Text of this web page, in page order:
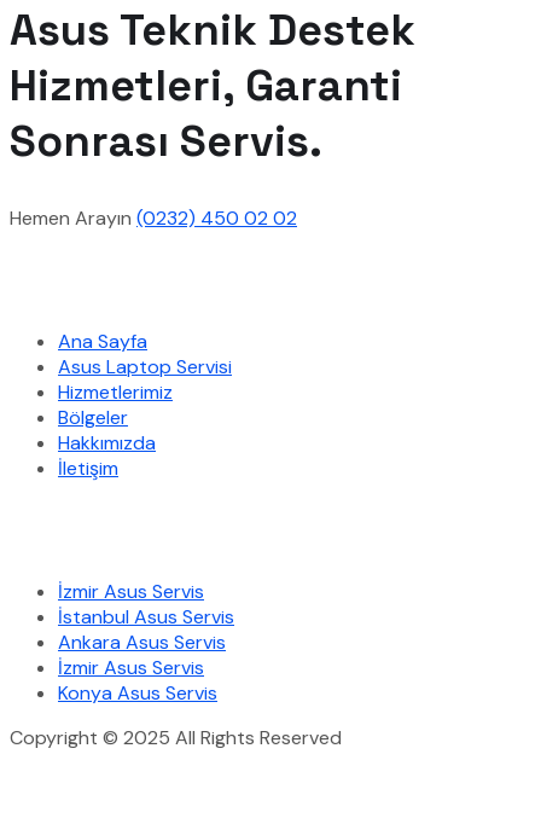
Asus Teknik Destek
Hizmetleri, Garanti
Sonrası Servis.
Hemen Arayın (0232) 450 02 02
Ana Sayfa
Asus Laptop Servisi
Hizmetlerimiz
Bölgeler
Hakkımızda
İletişim
İzmir Asus Servis
İstanbul Asus Servis
Ankara Asus Servis
İzmir Asus Servis
Konya Asus Servis
Copyright © 2025 All Rights Reserved